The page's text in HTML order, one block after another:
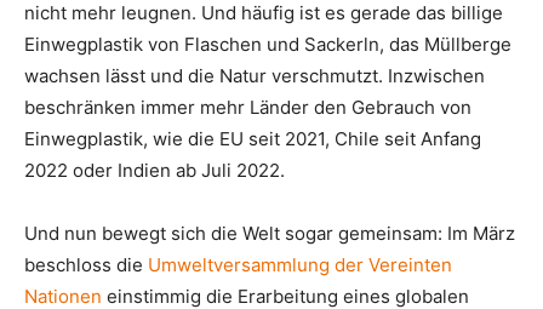
nicht mehr leugnen. Und häufig ist es gerade das billige
Einwegplastik von Flaschen und Sackerln, das Müllberge
wachsen lässt und die Natur verschmutzt. Inzwischen
beschränken immer mehr Länder den Gebrauch von
Einwegplastik, wie die EU seit 2021, Chile seit Anfang
2022 oder Indien ab Juli 2022.
Und nun bewegt sich die Welt sogar gemeinsam: Im März
beschloss die Umweltversammlung der Vereinten
Nationen einstimmig die Erarbeitung eines globalen